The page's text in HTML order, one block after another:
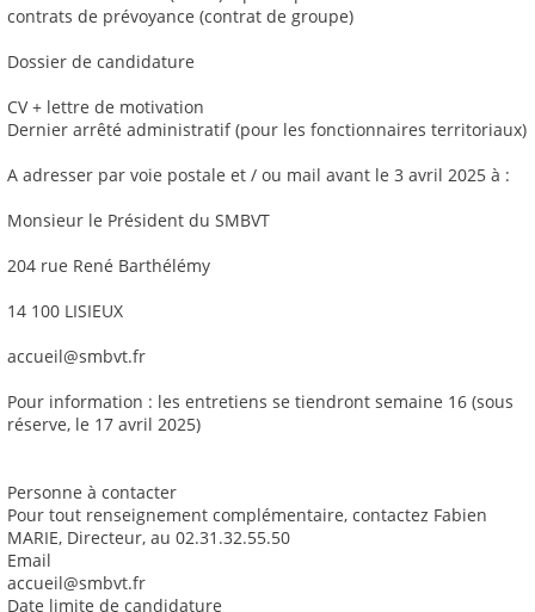
contrats de prévoyance (contrat de groupe)
Dossier de candidature
CV + lettre de motivation
Dernier arrêté administratif (pour les fonctionnaires territoriaux)
A adresser par voie postale et / ou mail avant le 3 avril 2025 à :
Monsieur le Président du SMBVT
204 rue René Barthélémy
14 100 LISIEUX
accueil@smbvt.fr
Pour information : les entretiens se tiendront semaine 16 (sous
réserve, le 17 avril 2025)
Personne à contacter
Pour tout renseignement complémentaire, contactez Fabien
MARIE, Directeur, au 02.31.32.55.50
Email
accueil@smbvt.fr
Date limite de candidature